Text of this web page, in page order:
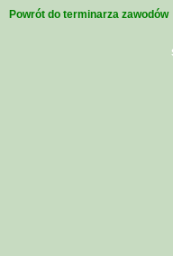
Powrót do terminarza zawodów